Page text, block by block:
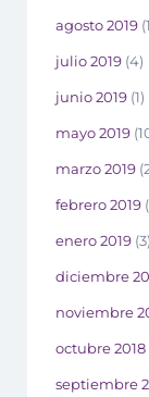
agosto 2019
julio 2019 (4)
junio 2019 (1)
mayo 2019
marzo 2019
febrero 2019
enero 2019 (3)
diciembre
noviembre
octubre 2018
septiembre